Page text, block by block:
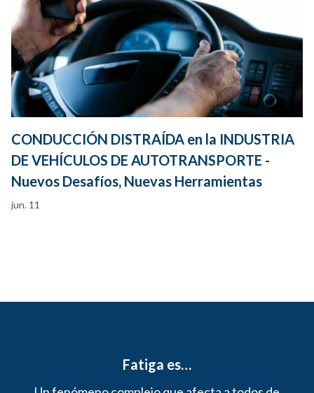
CONDUCCIÓN DISTRAÍDA en la INDUSTRIA
DE VEHÍCULOS DE AUTOTRANSPORTE -
Nuevos Desafíos, Nuevas Herramientas
jun. 11
Fatiga es…